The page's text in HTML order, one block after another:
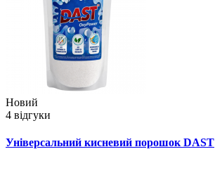
Новий
4 відгуки
Універсальний кисневий порошок DAST